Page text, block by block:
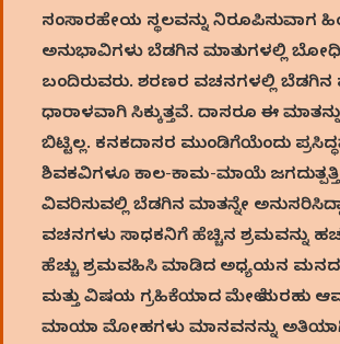
ಸಂಸಾರಹೇಯ ಸ್ಥಲವನ್ನು ನಿರೂಪಿಸುವಾಗ
ಅನುಭಾವಿಗಳು ಬೆಡಗಿನ ಮಾತುಗಳಲ್ಲಿ
ಬಂದಿರುವರು. ಶರಣರ ವಚನಗಳಲ್ಲಿ
ಧಾರಾಳವಾಗಿ ಸಿಕ್ಕುತ್ತವೆ. ದಾಸರೂ ಈ
ಬಿಟ್ಟಿಲ್ಲ. ಕನಕದಾಸರ ಮುಂಡಿಗೆಯೆಂದು
ಶಿವಕವಿಗಳೂ ಕಾಲ-ಕಾಮ-ಮಾಯೆ
ವಿವರಿಸುವಲ್ಲಿ ಬೆಡಗಿನ ಮಾತನ್ನೇ
ವಚನಗಳು ಸಾಧಕನಿಗೆ ಹೆಚ್ಚಿನ ಶ್ರಮವನ್ನು
ಹೆಚ್ಚು ಶ್ರಮವಹಿಸಿ ಮಾಡಿದ ಅಧ್ಯಯನ
ಮತ್ತು ವಿಷಯ ಗ್ರಹಿಕೆಯಾದ ಮೇಲೆ ಮರಹು
ಮಾಯಾ ಮೋಹಗಳು ಮಾನವನನ್ನು